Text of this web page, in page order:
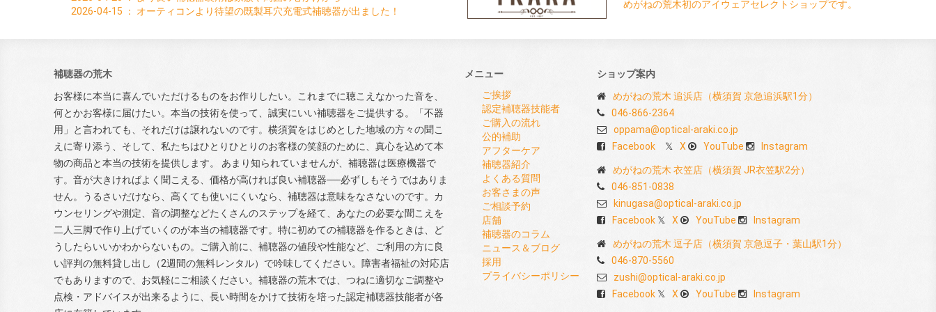
2026-04-15 ： オーティコンより待望の既製耳穴充電式補聴器が出ました！
めがねの荒木初のアイウェアセレクトショップです。
補聴器の荒木
お客様に本当に喜んでいただけるものをお作りしたい。これまでに聴こえなかった音を、
何とかお客様に届けたい。本当の技術を使って、誠実にいい補聴器をご提供する。「不器
用」と言われても、それだけは譲れないのです。横須賀をはじめとした地域の方々の聞こ
えに寄り添う、そして、私たちはひとりひとりのお客様の笑顔のために、真心を込めて本
物の商品と本当の技術を提供します。 あまり知られていませんが、補聴器は医療機器で
す。音が大きければよく聞こえる、価格が高ければ良い補聴器──必ずしもそうではありま
せん。うるさいだけなら、高くても使いにくいなら、補聴器は意味をなさないのです。カ
ウンセリングや測定、音の調整などたくさんのステップを経て、あなたの必要な聞こえを
二人三脚で作り上げていくのが本当の補聴器です。特に初めての補聴器を作るときは、ど
うしたらいいかわからないもの。ご購入前に、補聴器の値段や性能など、ご利用の方に良
い評判の無料貸し出し（2週間の無料レンタル）で吟味してください。障害者福祉の対応店
でもありますので、お気軽にご相談ください。補聴器の荒木では、つねに適切なご調整や
点検・アドバイスが出来るように、長い時間をかけて技術を培った認定補聴器技能者が各
メニュー
ご挨拶
認定補聴器技能者
ご購入の流れ
公的補助
アフターケア
補聴器紹介
よくある質問
お客さまの声
ご相談予約
店舗
補聴器のコラム
ニュース＆ブログ
採用
プライバシーポリシー
ショップ案内
めがねの荒木 追浜店（横須賀 京急追浜駅1分）
046-866-2364
oppama@optical-araki.co.jp
Facebook
X YouTube Instagram
めがねの荒木 衣笠店（横須賀 JR衣笠駅2分）
046-851-0838
kinugasa@optical-araki.co.jp
Facebook
X YouTube Instagram
めがねの荒木 逗子店（横須賀 京急逗子・葉山駅1分）
046-870-5560
zushi@optical-araki.co.jp
Facebook
X YouTube Instagram